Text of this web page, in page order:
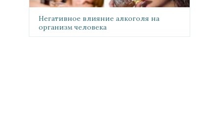
Негативное влияние алкоголя на
организм человека